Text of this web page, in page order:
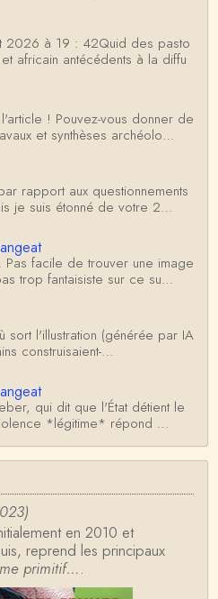
2026 à 19 : 42Quid des pasto
africain antécédents à la diffu
! Pouvez-vous donner de
et synthèses archéolo…
rapport aux questionnements
je suis étonné de votre 2…
Pas facile de trouver une image
trop fantaisiste sur ce su…
sort l'illustration (générée par IA
construisaient-…
qui dit que l'État détient le
*légitime* répond …
sujet ; l'ancien professeur
Alsacien de surcr…
Coulanges, j'ai le souvenir
de 10 ans, un autre…
en 2010 et
reprend les principaux
primitif….